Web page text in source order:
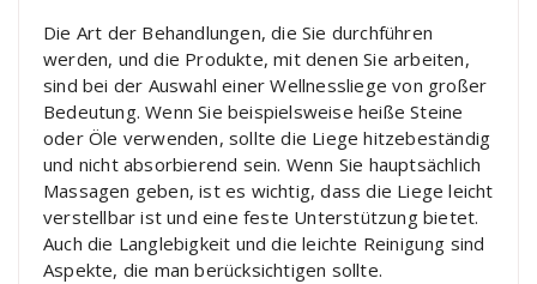
Die Art der Behandlungen, die Sie durchführen
werden, und die Produkte, mit denen Sie arbeiten,
sind bei der Auswahl einer Wellnessliege von großer
Bedeutung. Wenn Sie beispielsweise heiße Steine
oder Öle verwenden, sollte die Liege hitzebeständig
und nicht absorbierend sein. Wenn Sie hauptsächlich
Massagen geben, ist es wichtig, dass die Liege leicht
verstellbar ist und eine feste Unterstützung bietet.
Auch die Langlebigkeit und die leichte Reinigung sind
Aspekte, die man berücksichtigen sollte.